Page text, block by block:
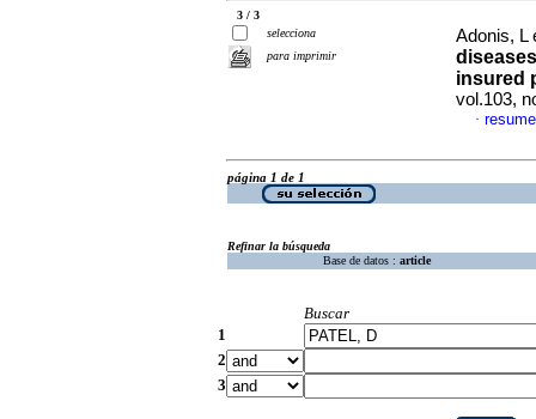
3 / 3
selecciona
para imprimir
Adonis, L
insured
vol.103,
·
página 1 de 1
Refinar la búsqueda
Base de datos : article
Buscar
1
2
3